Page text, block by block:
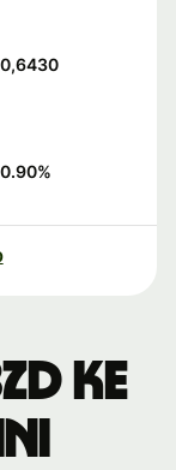
0,6430
0.90%
ke